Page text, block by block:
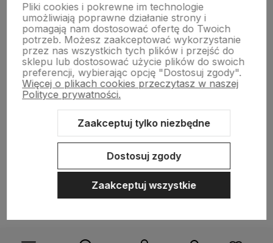
O nas
Sklep internetowy Shoper Premium
Szablon Shoper Modern 3.0™
Pliki cookies i pokrewne im technologie
umożliwiają poprawne działanie strony i
pomagają nam dostosować ofertę do Twoich
potrzeb. Możesz zaakceptować wykorzystanie
przez nas wszystkich tych plików i przejść do
sklepu lub dostosować użycie plików do swoich
preferencji, wybierając opcję "Dostosuj zgody".
Więcej o plikach cookies przeczytasz w naszej
Polityce prywatności.
Zaakceptuj tylko niezbędne
Dostosuj zgody
Zaakceptuj wszystkie